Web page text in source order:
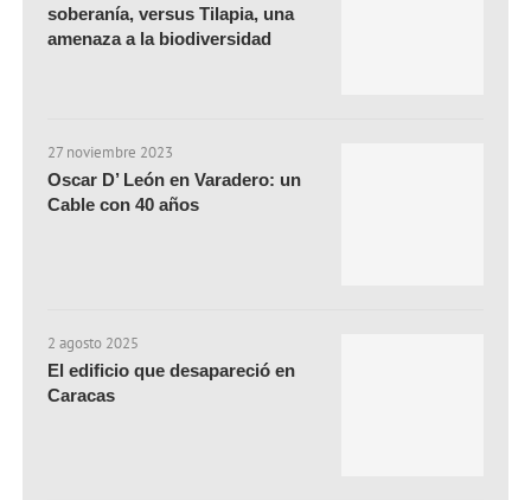
soberanía, versus Tilapia, una
amenaza a la biodiversidad
27 noviembre 2023
Oscar D’ León en Varadero: un
Cable con 40 años
2 agosto 2025
El edificio que desapareció en
Caracas